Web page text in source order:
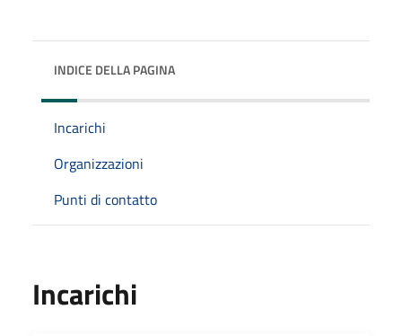
INDICE DELLA PAGINA
Incarichi
Organizzazioni
Punti di contatto
Incarichi